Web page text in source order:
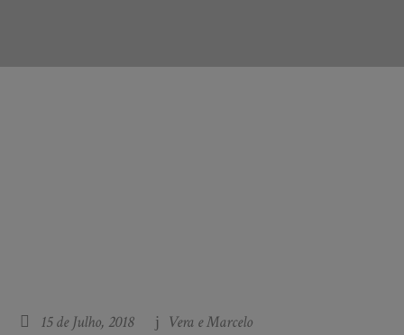
15 de Julho, 2018 Vera e Marcelo